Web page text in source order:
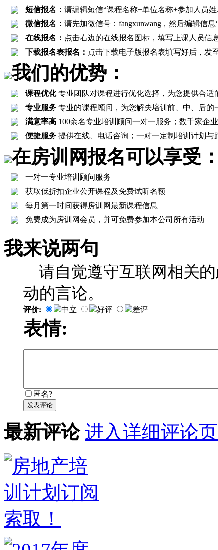
短信报名： 请编辑短信“课程名称+单位名称+参加人员
微信报名： 请先加微信号：fangxunwang，然后编辑信
在线报名： 点击右边的在线报名图标，填写上课人员信
下载报名表报名： 点击下载电子版报名表填写好后，发
我们的优势：
课程优化专业团队对课程进行优化选择，为您提供合适
专业服务 专业的课程顾问，为您解决培训前、中、后的
满意率高 100余名专业培训顾问一对一服务；数千家企
便捷服务 提供在线、电话咨询；一对一定制培训计划
在房训网报名可以享受
一对一专业培训顾问服务
获取低折扣企业公开课程及免费试听名额
每月第一时间获得房训网最新课程信息
免费成为房训网会员，并可免费参加本公司所有活动
我来说两句
请自觉遵守互联网相关
动的言论。
评价: 中立 好评 差评
表情:
匿名?
发表评论
最新评论 进入详细评论